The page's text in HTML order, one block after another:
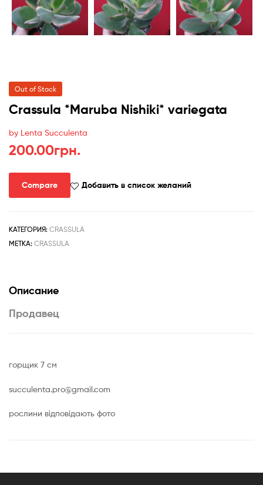
Out of Stock
Crassula *Maruba Nishiki* variegata
by Lenta Succulenta
200.00грн.
Compare Добавить в список желаний
КАТЕГОРИЯ: CRASSULA
МЕТКА: CRASSULA
Описание
Продавец
горщик 7 см
succulenta.pro@gmail.com
рослини відповідають фото